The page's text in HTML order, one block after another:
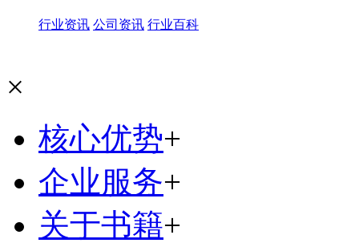
行业资讯 公司资讯 行业百科
×
核心优势+
企业服务+
关于书籍+